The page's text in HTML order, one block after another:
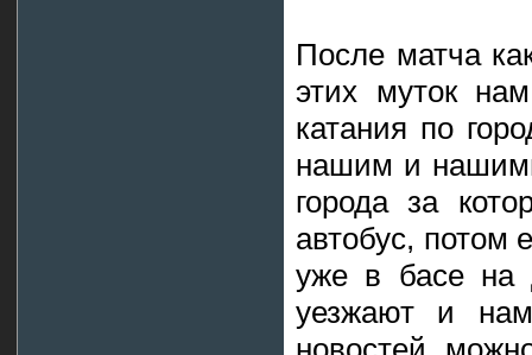
После матча
этих муток
катания по
нашим и
города за
автобус, потом
уже в басе на
уезжают и